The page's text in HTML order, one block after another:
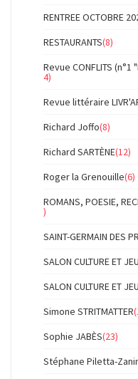
RENTREE OCTOBRE
RESTAURANTS(8)
Revue CONFLITS
4)
Revue littéraire
Richard Joffo(8)
Richard SARTÈNE(12)
Roger la Grenouille(6)
ROMANS, POESIE,
)
SAINT-GERMAIN DES
SALON CULTURE ET
SALON CULTURE ET
Simone STRITMATTER
Sophie JABÈS(23)
Stéphane Piletta-